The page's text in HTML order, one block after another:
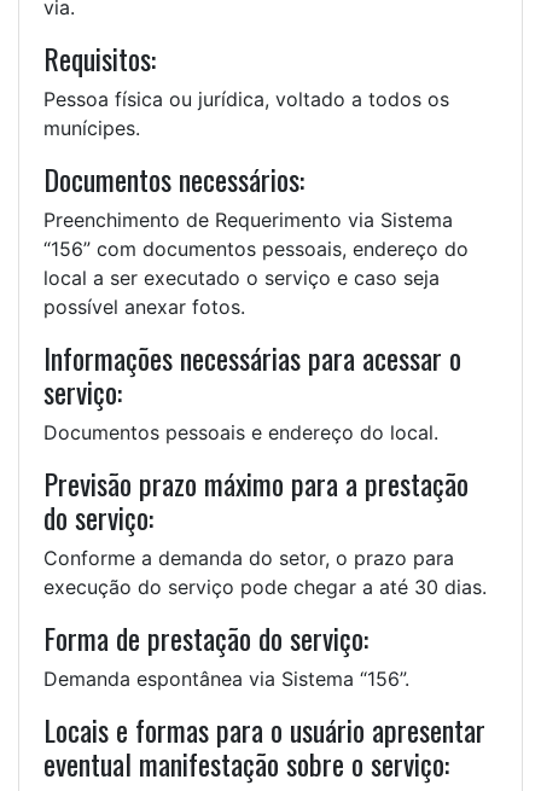
via.
Requisitos:
Pessoa física ou jurídica, voltado a todos os
munícipes.
Documentos necessários:
Preenchimento de Requerimento via Sistema
“156” com documentos pessoais, endereço do
local a ser executado o serviço e caso seja
possível anexar fotos.
Informações necessárias para acessar o
serviço:
Documentos pessoais e endereço do local.
Previsão prazo máximo para a prestação
do serviço:
Conforme a demanda do setor, o prazo para
execução do serviço pode chegar a até 30 dias.
Forma de prestação do serviço:
Demanda espontânea via Sistema “156”.
Locais e formas para o usuário apresentar
eventual manifestação sobre o serviço: